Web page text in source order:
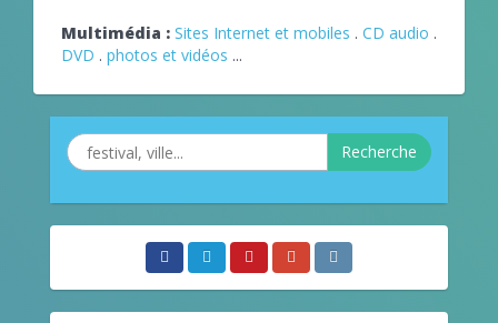
Multimédia : Sites Internet et mobiles . CD audio .
DVD . photos et vidéos ...
Recherche